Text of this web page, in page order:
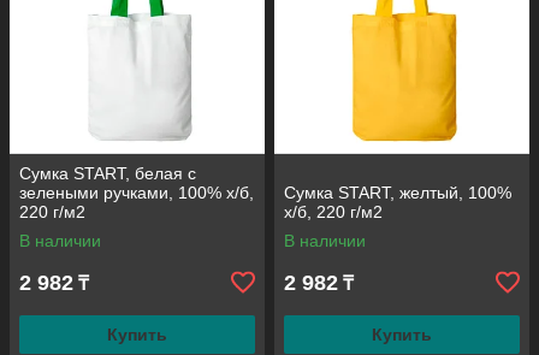
Сумка START, белая с
зелеными ручками, 100% х/б,
220 г/м2
В наличии
2 982 ₸
Купить
Сумка START, желтый, 100%
х/б, 220 г/м2
В наличии
2 982 ₸
Купить